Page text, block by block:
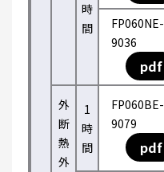
時
間
FP060NE-
9036
pdf
外
断
熱
外
1
時
間
FP060BE-
9079
pdf